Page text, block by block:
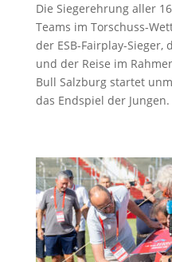
Die Siegerehrung aller
Teams im Torschuss-
der ESB-Fairplay-Sieger,
und der Reise im
Bull Salzburg startet
das Endspiel der Jungen.